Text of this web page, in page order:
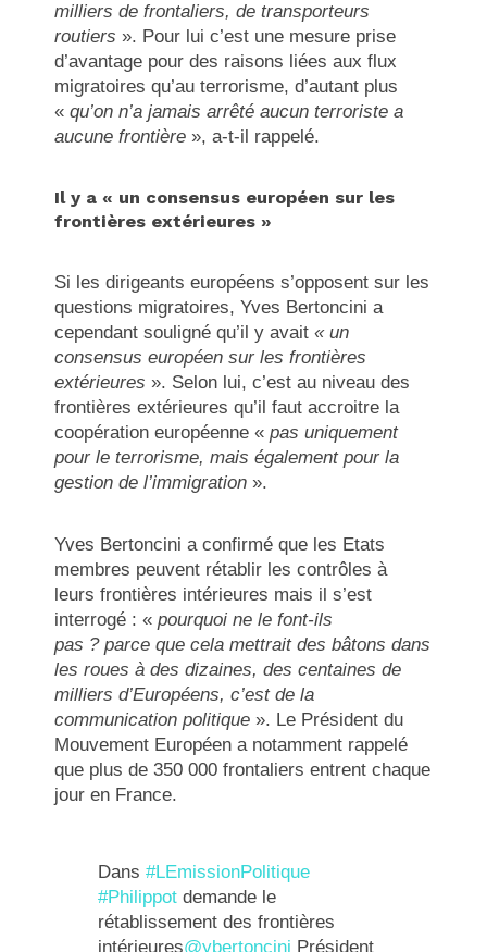
milliers de frontaliers, de transporteurs
routiers ». Pour lui c’est une mesure prise
d’avantage pour des raisons liées aux flux
migratoires qu’au terrorisme, d’autant plus
«qu’on n’a jamais arrêté aucun terroriste a
aucune frontière », a-t-il rappelé.
Il y a « un consensus européen sur les
frontières extérieures »
Si les dirigeants européens s’opposent sur les
questions migratoires, Yves Bertoncini a
cependant souligné qu’il y avait« un
consensus européen sur les frontières
extérieures ». Selon lui, c’est au niveau des
frontières extérieures qu’il faut accroitre la
coopération européenne «pas uniquement
pour le terrorisme, mais également pour la
gestion de l’immigration ».
Yves Bertoncini a confirmé que les Etats
membres peuvent rétablir les contrôles à
leurs frontières intérieures mais il s’est
interrogé : «pourquoi ne le font-ils
pas ? parce que cela mettrait des bâtons dans
les roues à des dizaines, des centaines de
milliers d’Européens, c’est de la
communication politique ». Le Président du
Mouvement Européen a notamment rappelé
que plus de 350 000 frontaliers entrent chaque
jour en France.
Dans#LEmissionPolitique
#Philippot demande le
rétablissement des frontières
intérieures@ybertoncini Président